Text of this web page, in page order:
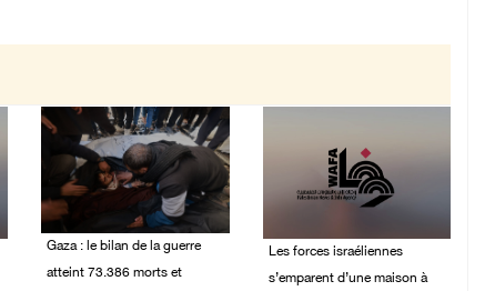
Gaza : le bilan de la guerre
atteint 73.386 morts et
Les forces israéliennes
s’emparent d’une maison à